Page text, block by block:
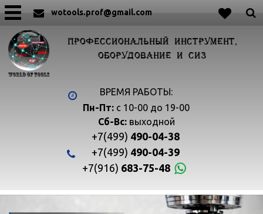
wotools.prof@gmail.com
ПРОФЕССИОНАЛЬНЫЙ ИНСТРУМЕНТ,
ОБОРУДОВАНИЕ И СИЗ
ВРЕМЯ РАБОТЫ:
Пн-Пт: с 10-00 до 19-00
Сб-Вс:выходной
+7(499) 490-04-38
+7(499) 490-04-39
+7(916) 683-75-48